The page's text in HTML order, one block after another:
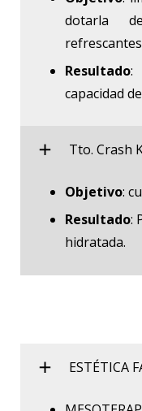
dotarla
Resultado:
capacidad
Tto. Crash
Objetivo:
Resultado:
hidratada.
ESTÉTICA